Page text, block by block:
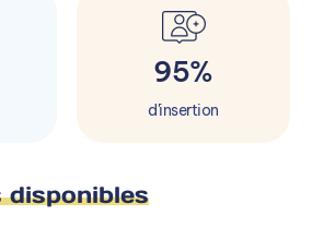
95%
d'insertion